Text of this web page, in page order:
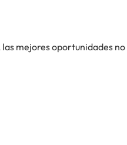
mejores oportunidades no